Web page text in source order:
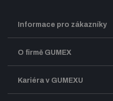
Informace pro zákazníky
Doprava a zasílání zboží
Obchodní podmínky
O firmě GUMEX
Představení firmy GUMEX
Kariéra v GUMEXU